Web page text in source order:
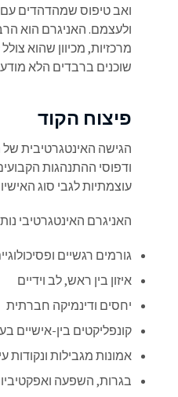
ואב טיפוס שמהדהדים
ולעצמם. האניגרם הוא
מרכזיות, מכיוון שהוא
שוכנים ברבדים הלא
פיצוח הקוד
הגישה האינטגרטיבית
ודפוסי ההתנהגות
עוצמתיות לגבי סוג
האניגרם האינטגרטיבי
גורמים רגשיים
איזון בין ראש, לב וידיים
יחסים ודינמיקה חברתית
קונפליקטים בין-אישיים
אמונות מגבילות ונקודות
בגרות, השפעה